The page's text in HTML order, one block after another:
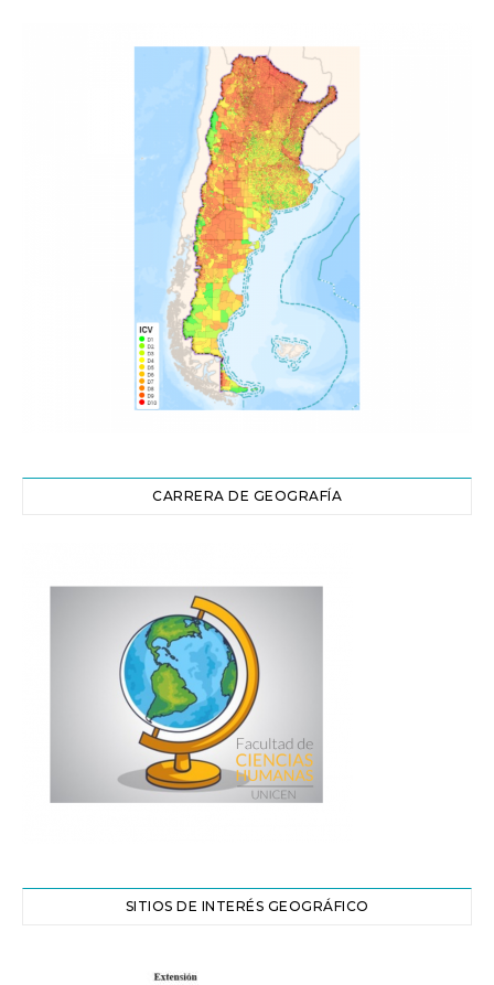
CARRERA DE GEOGRAFÍA
SITIOS DE INTERÉS GEOGRÁFICO